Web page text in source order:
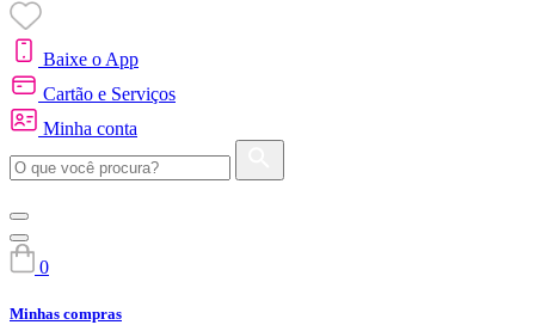
Baixe o App
Cartão e Serviços
Minha conta
0
Minhas compras